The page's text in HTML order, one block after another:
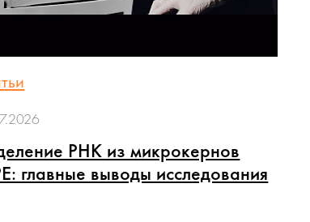
РНК из микрокернов
главные выводы исследования